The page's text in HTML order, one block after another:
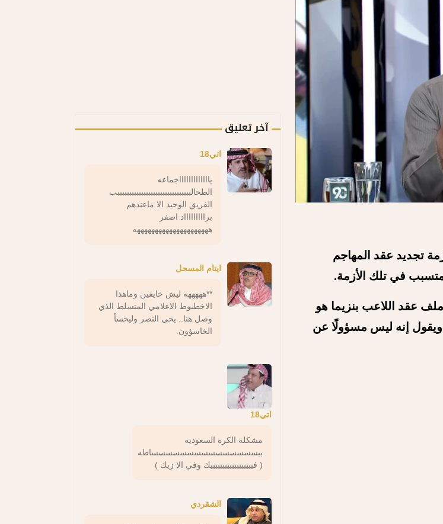
تجديد عقد المهاجم
في تلك الأزمة.
عن ملف عقد اللاعب بنزيما هو
ويقول إنه ليس مسؤولًا عن
آخر تعليق
اتي18
ياااااااااااااجماعه
الطحالبببببببببببببببببببببببببببببببب
الفريق الوحيد الا ماعندهم
براااااااااد اصفر
هههههههههههههههههههههه
ايتام المسحل
**هههههه ليش خايفين وماهذا
الاخطبوط الاعلامي المتسلط الذي
وصل هنا.. يحي النصر وليخسأ
الخاسؤون.
اتي18
مشكلة الكرة السعودية
ببسسسسسسسسسسسسسسساطه
( فييييييييييييييييييك وفي الا زيك )
الشقردي